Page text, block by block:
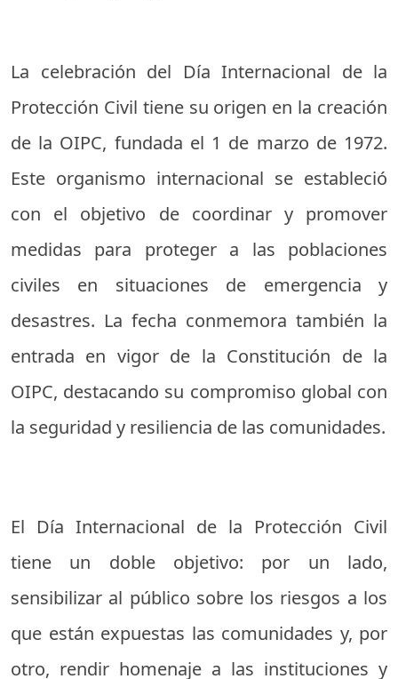
La celebración del Día Internacional de la
Protección Civil tiene su origen en la creación
de la OIPC, fundada el 1 de marzo de 1972.
Este organismo internacional se estableció
con el objetivo de coordinar y promover
medidas para proteger a las poblaciones
civiles en situaciones de emergencia y
desastres. La fecha conmemora también la
entrada en vigor de la Constitución de la
OIPC, destacando su compromiso global con
la seguridad y resiliencia de las comunidades.
El Día Internacional de la Protección Civil
tiene un doble objetivo: por un lado,
sensibilizar al público sobre los riesgos a los
que están expuestas las comunidades y, por
otro, rendir homenaje a las instituciones y